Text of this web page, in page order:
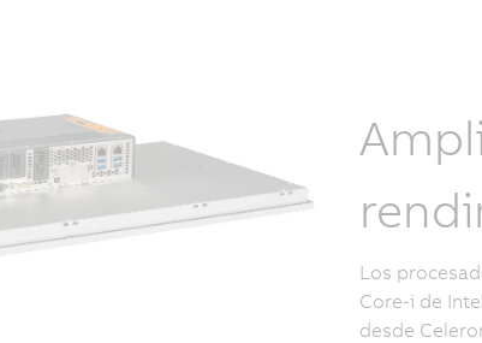
Los
Core-i de
desde